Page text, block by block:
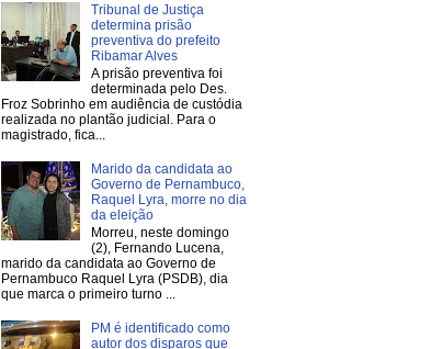
Tribunal de Justiça
determina prisão
preventiva do prefeito
Ribamar Alves
A prisão preventiva foi
determinada pelo Des.
Froz Sobrinho em audiência de custódia
realizada no plantão judicial. Para o
magistrado, fica...
Marido da candidata ao
Governo de Pernambuco,
Raquel Lyra, morre no dia
da eleição
Morreu, neste domingo
(2), Fernando Lucena,
marido da candidata ao Governo de
Pernambuco Raquel Lyra (PSDB), dia
que marca o primeiro turno ...
PM é identificado como
autor dos disparos que